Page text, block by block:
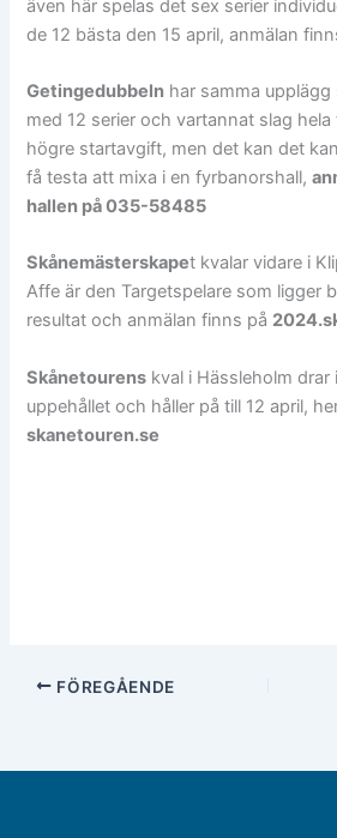
även här spelas det sex serier
de 12 bästa den 15 april, anmälan
Getingedubbeln har samma upplägg
med 12 serier och vartannat slag
högre startavgift, men det kan det
få testa att mixa i en fyrbanorshall,
hallen på 035-58485
Skånemästerskapet kvalar vidare i
Affe är den Targetspelare som ligger
resultat och anmälan finns på
Skånetourens kval i Hässleholm
uppehållet och håller på till 12 april,
skanetouren.se
FÖREGÅENDE